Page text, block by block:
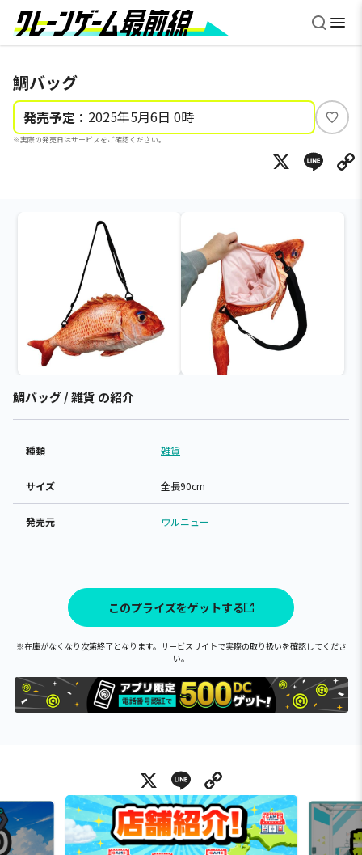
鯛バッグ
発売予定： 2025年5月6日 0時
※実際の発売日はサービスをご確認ください。
い
ね
X
鯛バッグ / 雑貨 の紹介
種類 雑貨
サイズ 全長90cm
発売元 ウルニュー
このプライズをゲットする
※在庫がなくなり次第終了となります。サービスサイトで実際の取り扱いを確認してくださ
い。
X Line